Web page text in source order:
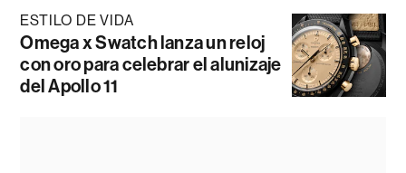
ESTILO DE VIDA
Omega x Swatch lanza un reloj
con oro para celebrar el alunizaje
del Apollo 11